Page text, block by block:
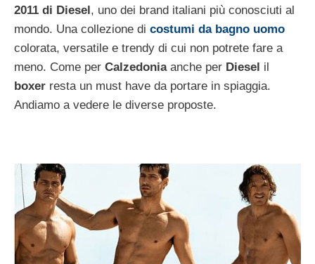
2011 di Diesel, uno dei brand italiani più conosciuti al
mondo. Una collezione di costumi da bagno uomo
colorata, versatile e trendy di cui non potrete fare a
meno. Come per Calzedoniaanche per Diesel il
boxer resta un must have da portare in spiaggia.
Andiamo a vedere le diverse proposte.